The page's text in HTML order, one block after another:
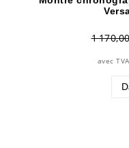
1
avec TVA